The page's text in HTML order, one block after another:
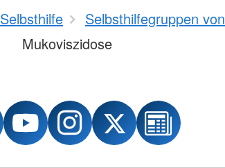
Selbsthilfe
Selbsthilfegruppen
Mukoviszidose